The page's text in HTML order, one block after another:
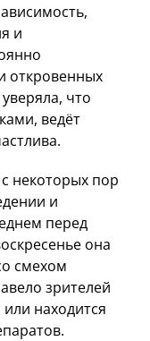
и
откровенных
что
ведёт
некоторых пор
и
перед
она
смехом
зрителей
находится